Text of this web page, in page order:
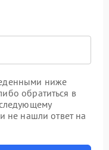
ниже
обратиться в
не нашли ответ на